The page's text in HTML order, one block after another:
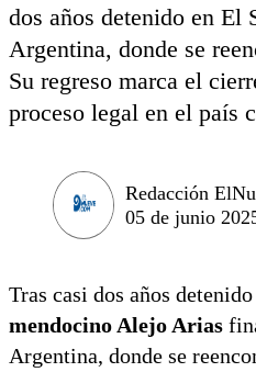
dos años detenido en El
Argentina, donde se
Su regreso marca el
proceso legal en el país
Redacción
05 de junio
Tras casi dos años detenido
mendocino Alejo Arias
Argentina, donde se